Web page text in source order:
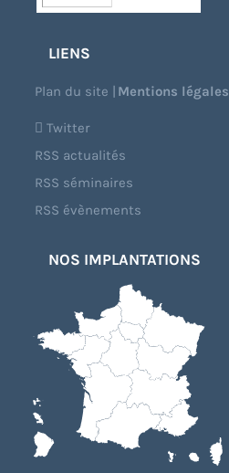
LIENS
Plan du site |Mentions légales
Twitter
RSS actualités
RSS séminaires
RSS évènements
NOS IMPLANTATIONS